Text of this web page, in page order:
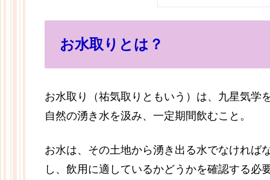
お水取りとは？
お水取り（祐気取りともいう）は、九星気学
自然の湧き水を汲み、一定期間飲むこと。
お水は、その土地から湧き出る水でなければ
し、飲用に適しているかどうかを確認する必